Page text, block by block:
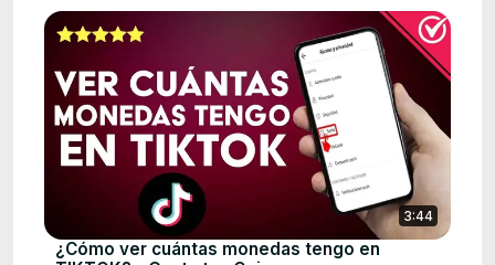
3:44
¿Cómo ver cuántas monedas tengo en